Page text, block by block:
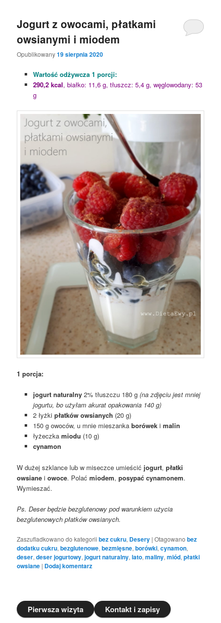
Jogurt z owocami, płatkami
owsianymi i miodem
Opublikowany19 sierpnia 2020
Wartość odżywcza 1 porcji:
290,2 kcal, białko: 11,6 g, tłuszcz: 5,4 g, węglowodany: 53
g
1 porcja:
jogurt naturalny2% tłuszczu 180 g (na zdjęciu jest mniej
jogurtu, bo użyłam akurat opakowania 140 g)
2 łyżkipłatków owsianych (20 g)
150 g owoców, u mnie mieszanka boróweki malin
łyżeczka miodu (10 g)
cynamon
W dużej szklance lub w miseczce umieścić jogurt,płatki
owsiane iowoce. Polaćmiodem,posypać cynamonem.
Wymieszać.
Ps. Deser będzie bezglutenowy pod warunkiem użycia
bezglutenowych płatków owsianych.
Zaszufladkowano do kategorii bez cukru, Desery |Otagowano bez
dodatku cukru,bezglutenowe,bezmięsne,borówki,cynamon,
deser,deser jogurtowy,jogurt naturalny,lato,maliny,miód,płatki
owsiane | Dodaj komentarz
Pierwsza wizyta Kontakt i zapisy